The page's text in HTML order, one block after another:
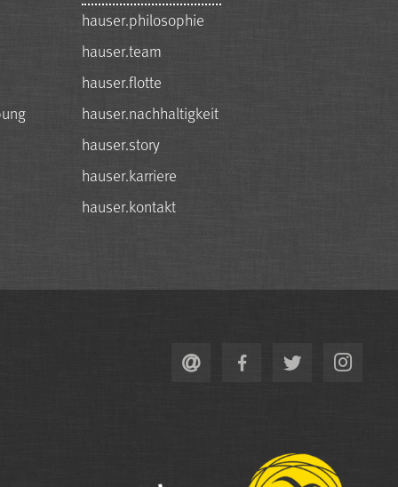
hauser.philosophie
hauser.team
hauser.flotte
hauser.nachhaltigkeit
hauser.story
hauser.karriere
hauser.kontakt